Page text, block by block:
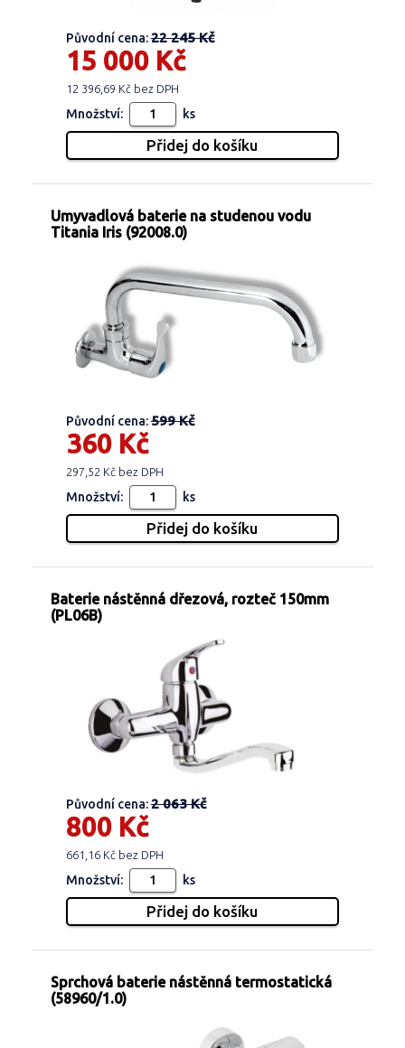
Původní cena:22 245 Kč
15 000 Kč
12 396,69 Kč bez DPH
Množství: ks
Umyvadlová baterie na studenou vodu
Titania Iris (92008.0)
Původní cena:599 Kč
360 Kč
297,52 Kč bez DPH
Množství: ks
Baterie nástěnná dřezová, rozteč 150mm
(PL06B)
Původní cena:2 063 Kč
800 Kč
661,16 Kč bez DPH
Množství: ks
Sprchová baterie nástěnná termostatická
(58960/1.0)